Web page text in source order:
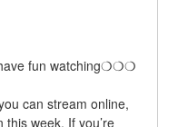
fun watching❍❍❍
can stream online,
week. If you’re